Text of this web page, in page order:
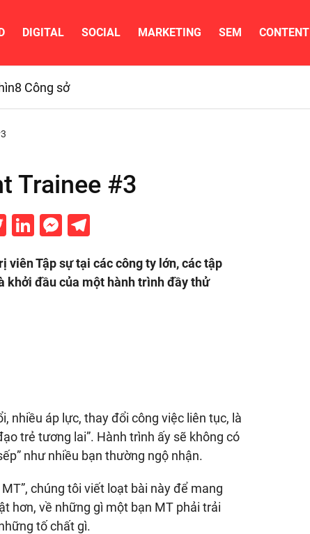
DIGITAL SOCIAL MARKETING SEM CONTENT
8 Công sở
Trainee #3
Twitter
LinkedIn
Messenger
Telegram
viên Tập sự tại các công ty lớn, các tập
khởi đầu của một hành trình đầy thử
nhiều áp lực, thay đổi công việc liên tục, là
trẻ tương lai”. Hành trình ấy sẽ không có
như nhiều bạn thường ngộ nhận.
chúng tôi viết loạt bài này để mang
hơn, về những gì một bạn MT phải trải
tố chất gì.